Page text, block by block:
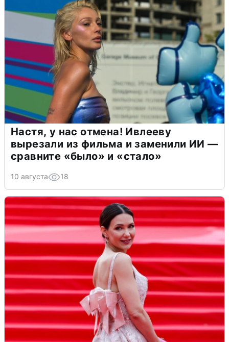
Настя, у нас отмена! Ивлееву
вырезали из фильма и заменили ИИ —
сравните «было» и «стало»
10 августа 18